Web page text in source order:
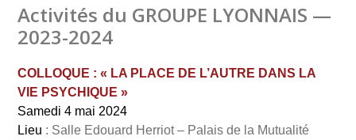
Activités du GROUPE LYONNAIS —
2023-2024
COLLOQUE : « LA PLACE DE L’AUTRE DANS LA
VIE PSYCHIQUE »
Samedi 4 mai 2024
Lieu : Salle Edouard Herriot – Palais de la Mutualité